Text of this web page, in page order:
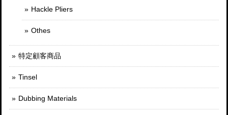
Hackle Pliers
Othes
特定顧客商品
Tinsel
Dubbing Materials